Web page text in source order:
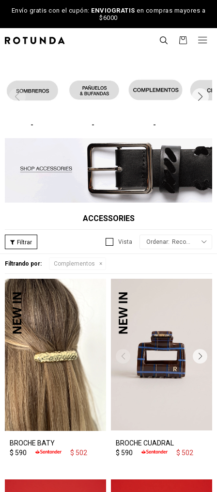
Envío gratis con el cupón: ENVIOGRATIS en compras mayores a
$6000

- - -
ACCESSORIES
Recomendados
Filtrando por: Complementos
BROCHE BATY
$ 590 $ 502
BROCHE CUADRAL
$ 590 $ 502